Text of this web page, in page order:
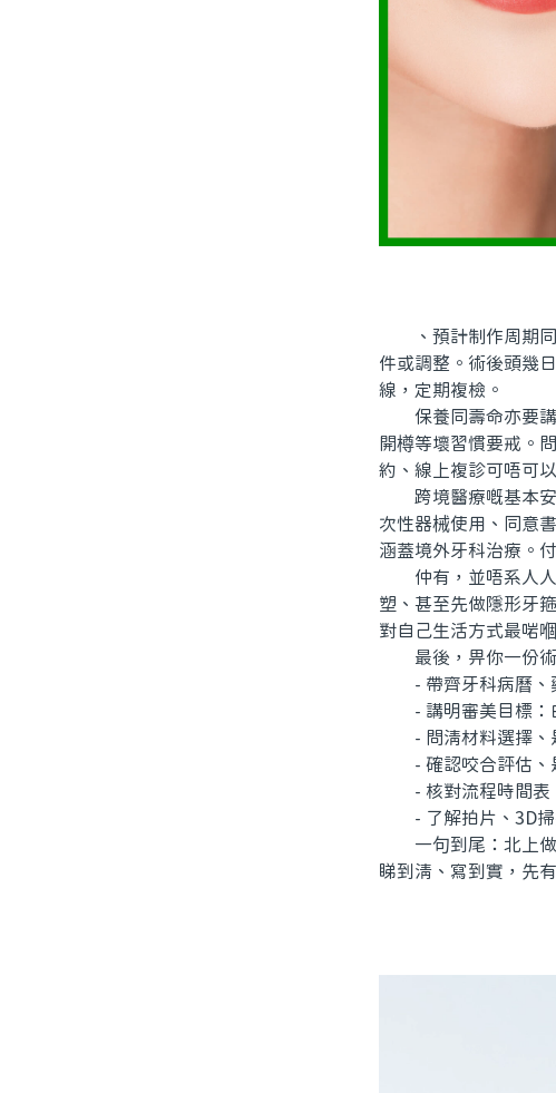
、預計制作周期同
件或調整。術後頭幾
線，定期複檢。
保養同壽命亦要講
開樽等壞習慣要戒。
約、線上複診可唔可
跨境醫療嘅基本安
次性器械使用、同意
涵蓋境外牙科治療。
仲有，並唔系人人
塑、甚至先做隱形牙
對自己生活方式最啱
最後，畀你一份術
- 帶齊牙科病曆、
- 講明審美目標：
- 問清材料選擇、
- 確認咬合評估、
- 核對流程時間表
- 了解拍片、3D掃
一句到尾：北上做
睇到清、寫到實，先